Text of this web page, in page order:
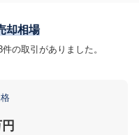
却相場
の取引がありました。